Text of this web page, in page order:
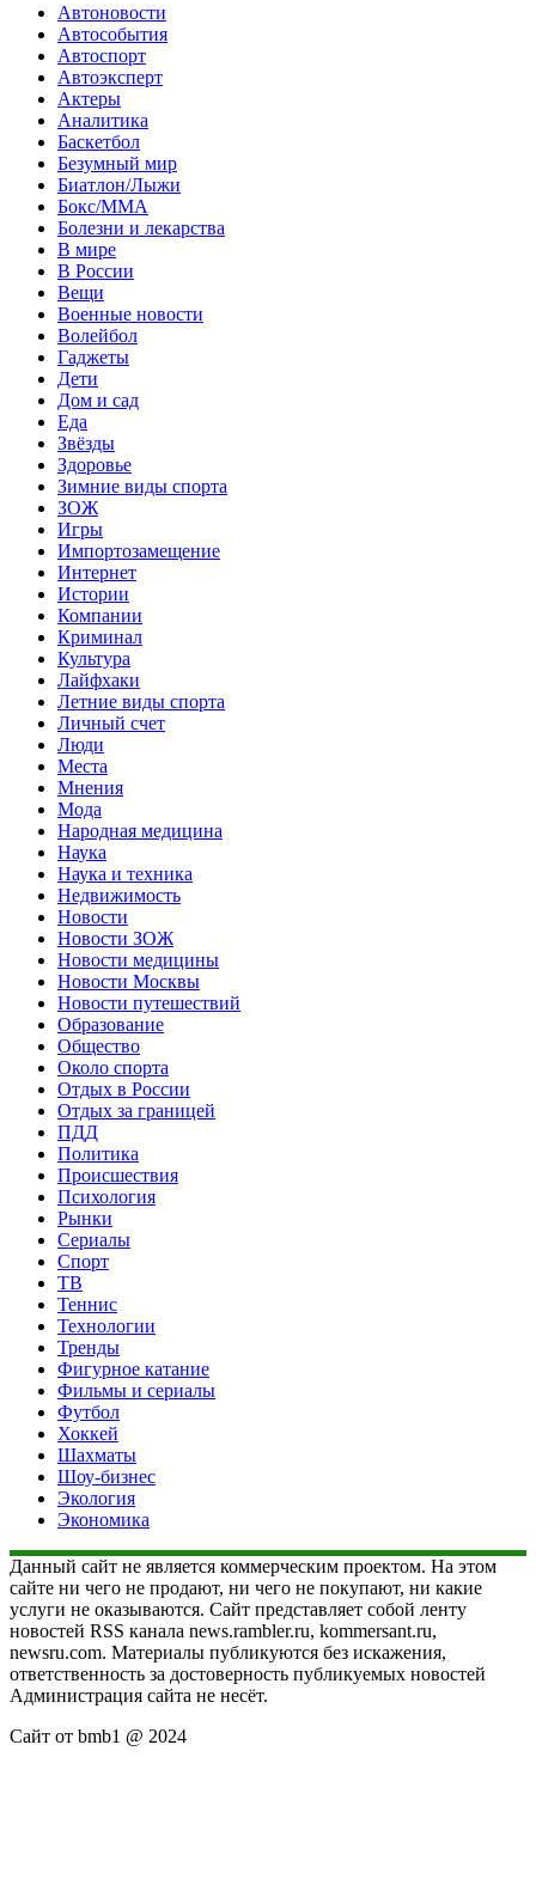
Автоновости
Автособытия
Автоспорт
Автоэксперт
Актеры
Аналитика
Баскетбол
Безумный мир
Биатлон/Лыжи
Бокс/MMA
Болезни и лекарства
В мире
В России
Вещи
Военные новости
Волейбол
Гаджеты
Дети
Дом и сад
Еда
Звёзды
Здоровье
Зимние виды спорта
ЗОЖ
Игры
Импортозамещение
Интернет
Истории
Компании
Криминал
Культура
Лайфхаки
Летние виды спорта
Личный счет
Люди
Места
Мнения
Мода
Народная медицина
Наука
Наука и техника
Недвижимость
Новости
Новости ЗОЖ
Новости медицины
Новости Москвы
Новости путешествий
Образование
Общество
Около спорта
Отдых в России
Отдых за границей
ПДД
Политика
Происшествия
Психология
Рынки
Сериалы
Спорт
ТВ
Теннис
Технологии
Тренды
Фигурное катание
Фильмы и сериалы
Футбол
Хоккей
Шахматы
Шоу-бизнес
Экология
Экономика
Данный сайт не является коммерческим проектом. На этом
сайте ни чего не продают, ни чего не покупают, ни какие
услуги не оказываются. Сайт представляет собой ленту
новостей RSS канала news.rambler.ru, kommersant.ru,
newsru.com. Материалы публикуются без искажения,
ответственность за достоверность публикуемых новостей
Администрация сайта не несёт.
Сайт от bmb1 @ 2024